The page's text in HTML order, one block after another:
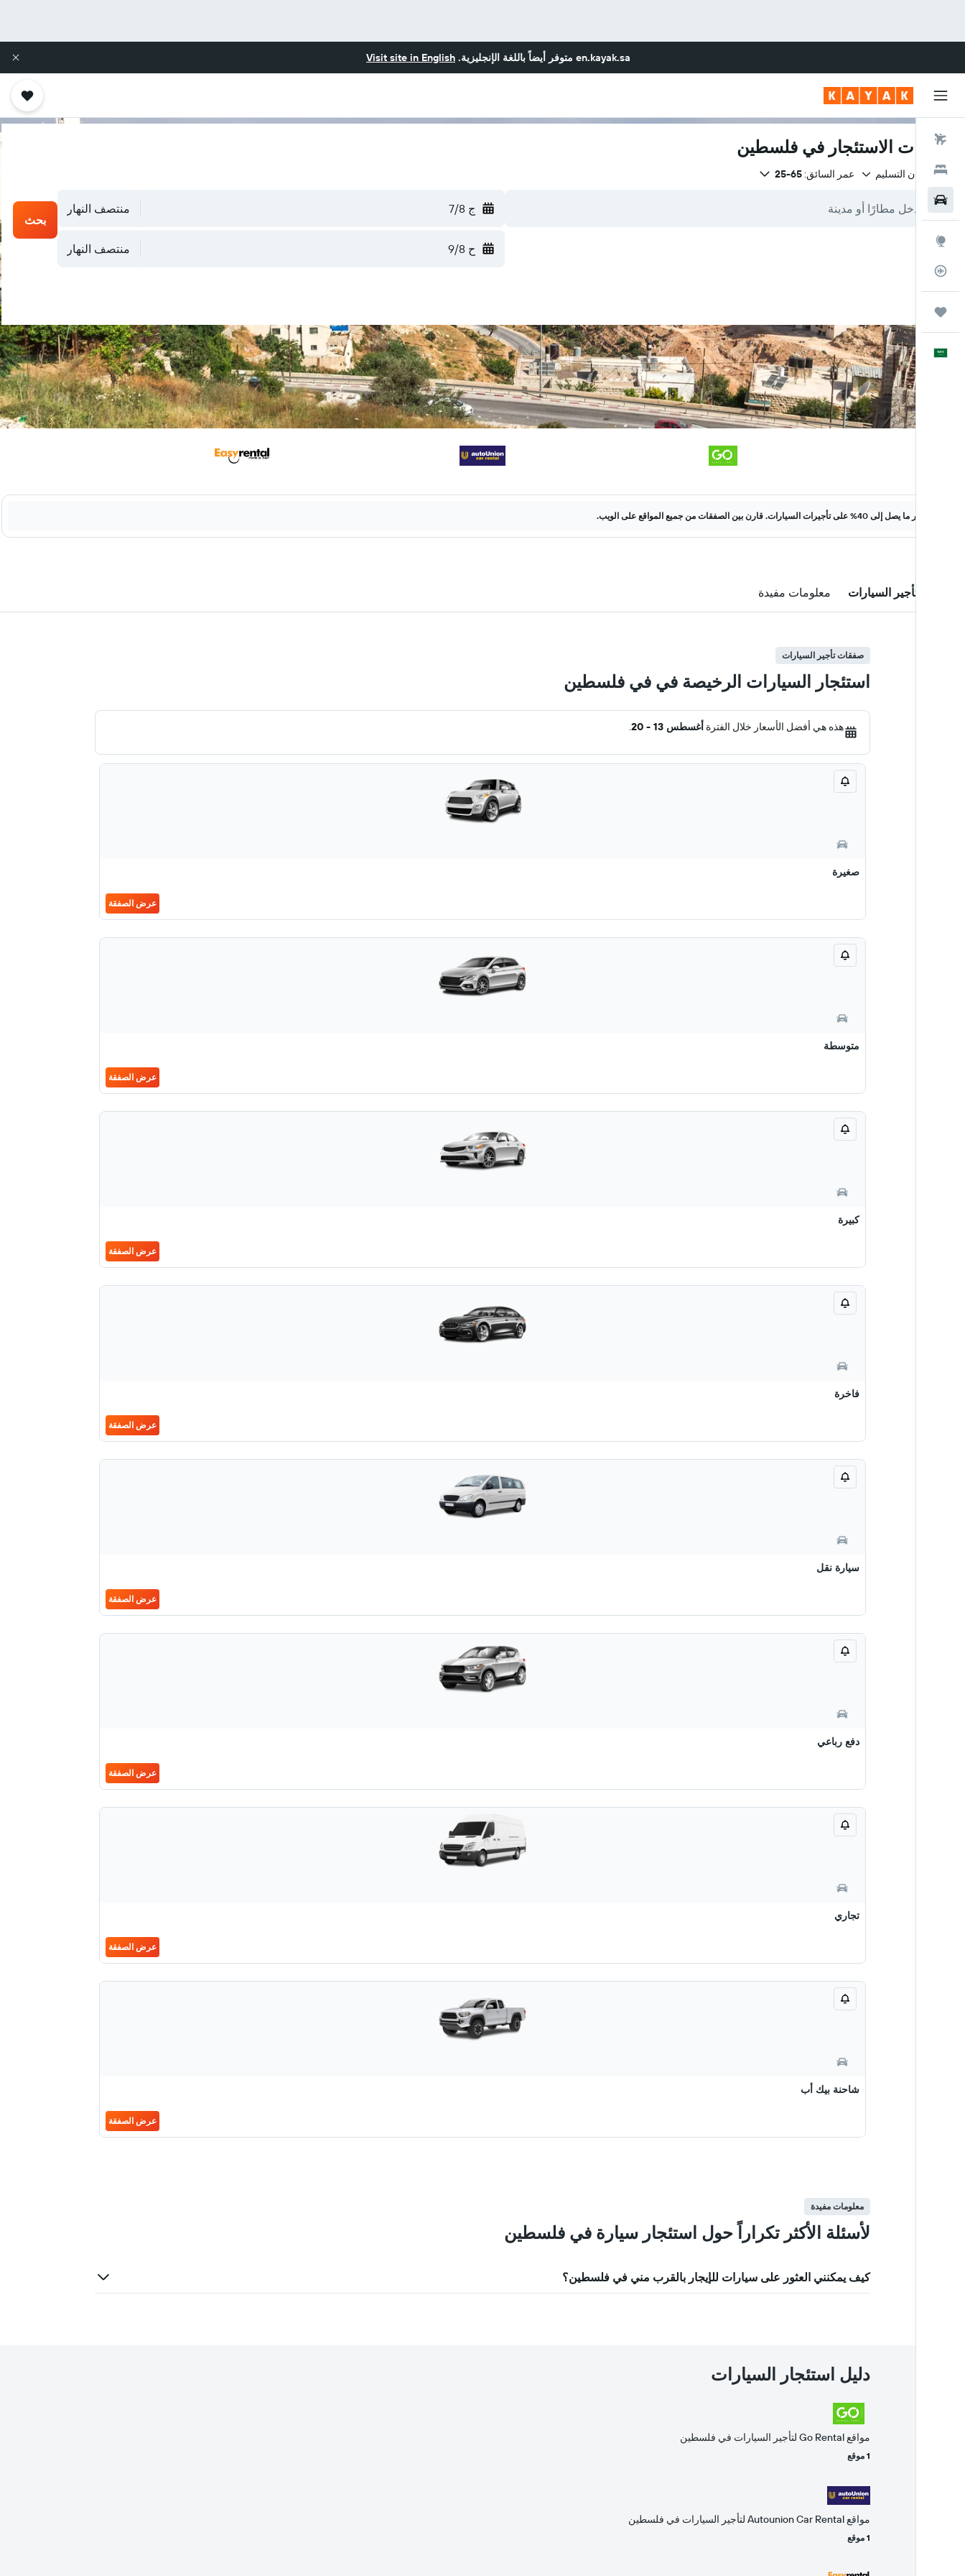
en.kayak.sa متوفر أيضاً باللغة الإنجليزية. Visit site in English
رحلات طيران
فنادق
العَرَبِيَّة
سيارات الاستئجار في فلسطين
نفس مكان التسليم عمر السائق:65-25
ج 7/8 منتصف النهار
ح 9/8 منتصف النهار
بحث
وفّر ما يصل إلى 40% على تأجيرات السيارات. قارن بين الصفقات من جميع المواقع على الويب.
صفقات تأجير السيارات معلومات مفيدة
صفقات تأجير السيارات
استئجار السيارات الرخيصة في في فلسطين
هذه هي أفضل الأسعار خلال الفترة أغسطس 13 - 20 .
صغيرة
عرض الصفقة
متوسطة
عرض الصفقة
كبيرة
عرض الصفقة
فاخرة
عرض الصفقة
سيارة نقل
عرض الصفقة
دفع رباعي
عرض الصفقة
تجاري
عرض الصفقة
شاحنة بيك أب
عرض الصفقة
معلومات مفيدة
لأسئلة الأكثر تكراراً حول استئجار سيارة في فلسطين
كيف يمكنني العثور على سيارات للإيجار بالقرب مني في فلسطين؟
دليل استئجار السيارات
مواقع Go Rental لتأجير السيارات في فلسطين
1 موقع
مواقع Autounion Car Rental لتأجير السيارات في فلسطين
1 موقع